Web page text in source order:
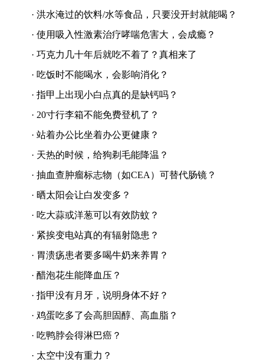
· 洪水淹过的饮料/水等食品，只要没开封就能喝？
· 使用吸入性激素治疗哮喘危害大，会成瘾？
· 巧克力几十年后就吃不着了？真相来了
· 吃饭时不能喝水，会影响消化？
· 指甲上出现小白点真的是缺钙吗？
· 20寸行李箱不能免费登机了？
· 站着办公比坐着办公更健康？
· 天热的时候，给狗剃毛能降温？
· 抽血查肿瘤标志物（如CEA）可替代肠镜？
· 晒太阳会让白发变多？
· 吃大蒜或洋葱可以有效防蚊？
· 紧挨变电站真的有辐射隐患？
· 胃溃疡患者要多喝牛奶来养胃？
· 醋泡花生能降血压？
· 指甲没有月牙，说明身体不好？
· 鸡蛋吃多了会高胆固醇、高血脂？
· 吃鸭脖会得淋巴癌？
· 太空中没有重力？